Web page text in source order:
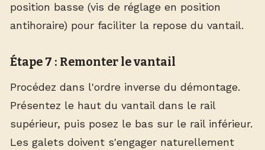
position basse (vis de réglage en position
antihoraire) pour faciliter la repose du vantail.
Étape 7 : Remonter le vantail
Procédez dans l'ordre inverse du démontage.
Présentez le haut du vantail dans le rail
supérieur, puis posez le bas sur le rail inférieur.
Les galets doivent s'engager naturellement